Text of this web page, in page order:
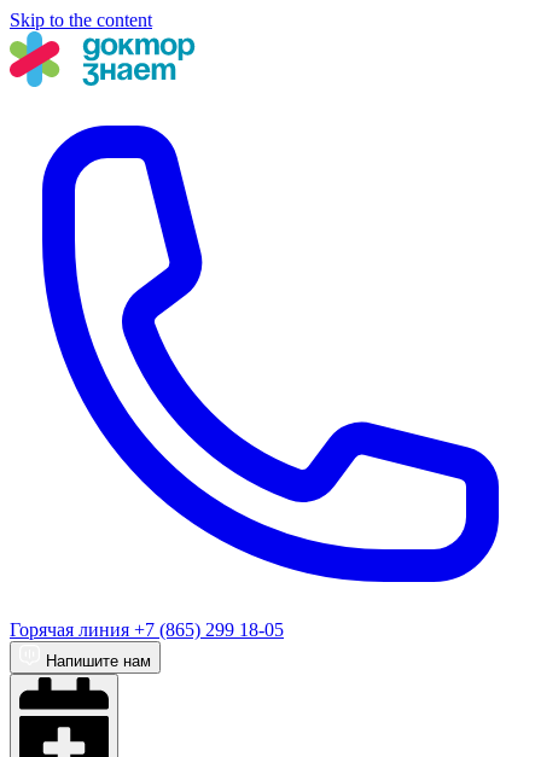
Skip to the content
Горячая линия +7 (865) 299 18-05
Напишите нам